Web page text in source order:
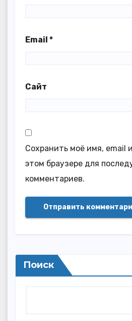
Email *
Сайт
Сохранить моё имя, email
этом браузере для
комментариев.
Поиск